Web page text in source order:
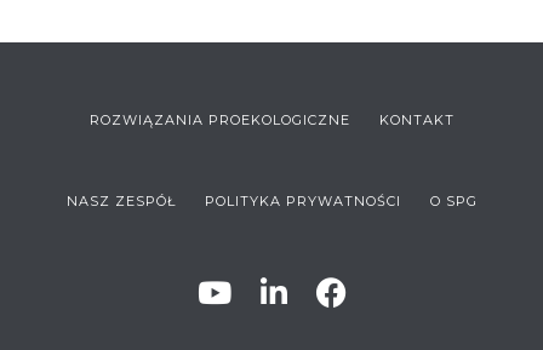
ROZWIĄZANIA PROEKOLOGICZNE KONTAKT
NASZ ZESPÓŁ POLITYKA PRYWATNOŚCI O SPG